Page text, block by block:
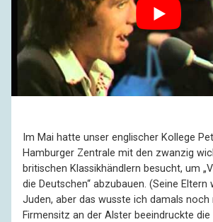
Im Mai hatte unser englischer Kollege
Hamburger Zentrale mit den zwanzig
britischen Klassikhändlern besucht, um
die Deutschen“ abzubauen. (Seine Eltern
Juden, aber das wusste ich damals noch
Firmensitz an der Alster beeindruckte die